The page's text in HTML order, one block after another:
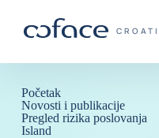
Povratak na početnu
Početak
Novosti i publikacije
Pregled rizika poslovanja
Island